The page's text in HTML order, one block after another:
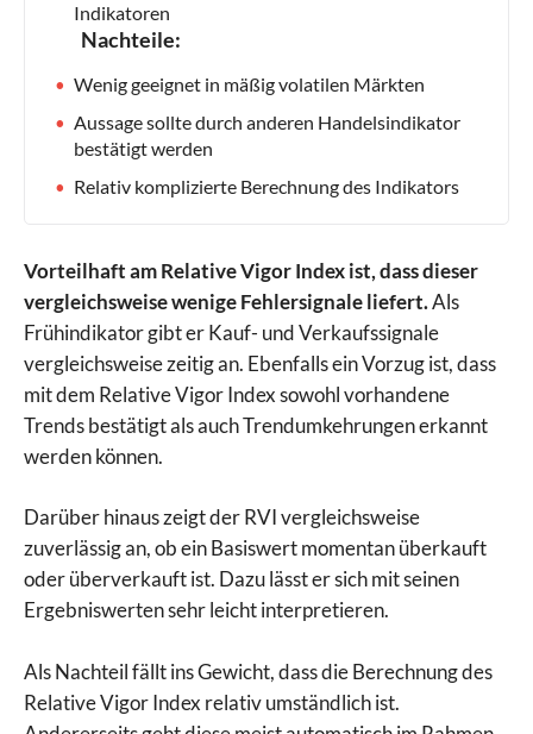
Indikatoren
Nachteile:
Wenig geeignet in mäßig volatilen Märkten
Aussage sollte durch anderen Handelsindikator
bestätigt werden
Relativ komplizierte Berechnung des Indikators
Vorteilhaft am Relative Vigor Index ist, dass dieser
vergleichsweise wenige Fehlersignale liefert.Als
Frühindikator gibt er Kauf- und Verkaufssignale
vergleichsweise zeitig an. Ebenfalls ein Vorzug ist, dass
mit dem Relative Vigor Index sowohl vorhandene
Trends bestätigt als auch Trendumkehrungen erkannt
werden können.
Darüber hinaus zeigt der RVI vergleichsweise
zuverlässig an, ob ein Basiswert momentan überkauft
oder überverkauft ist. Dazu lässt er sich mit seinen
Ergebniswerten sehr leicht interpretieren.
Als Nachteil fällt ins Gewicht, dass die Berechnung des
Relative Vigor Index relativ umständlich ist.